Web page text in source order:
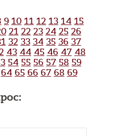
9 10 11 12 13 14 15
21 22 23 24 25 26
32 33 34 35 36 37
43 44 45 46 47 48
54 55 56 57 58 59
64 65 66 67 68 69